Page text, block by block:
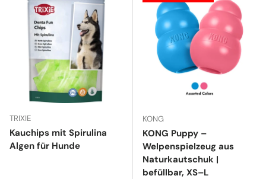
TRIXIE
Kauchips mit Spirulina
Algen für Hunde
KONG
KONG Puppy –
Welpenspielzeug aus
Naturkautschuk |
befüllbar, XS–L